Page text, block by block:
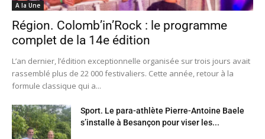
A la Une
Région. Colomb’in’Rock : le programme
complet de la 14e édition
L’an dernier, l’édition exceptionnelle organisée sur trois jours avait
rassemblé plus de 22 000 festivaliers. Cette année, retour à la
formule classique qui a...
Sport. Le para-athlète Pierre-Antoine Baele
s’installe à Besançon pour viser les...